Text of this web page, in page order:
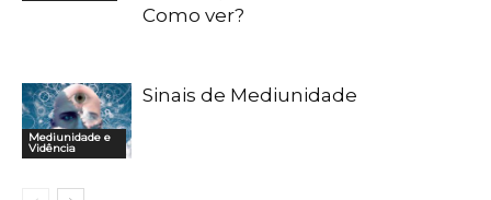
Como ver?
Mediunidade e
Vidência
Sinais de Mediunidade